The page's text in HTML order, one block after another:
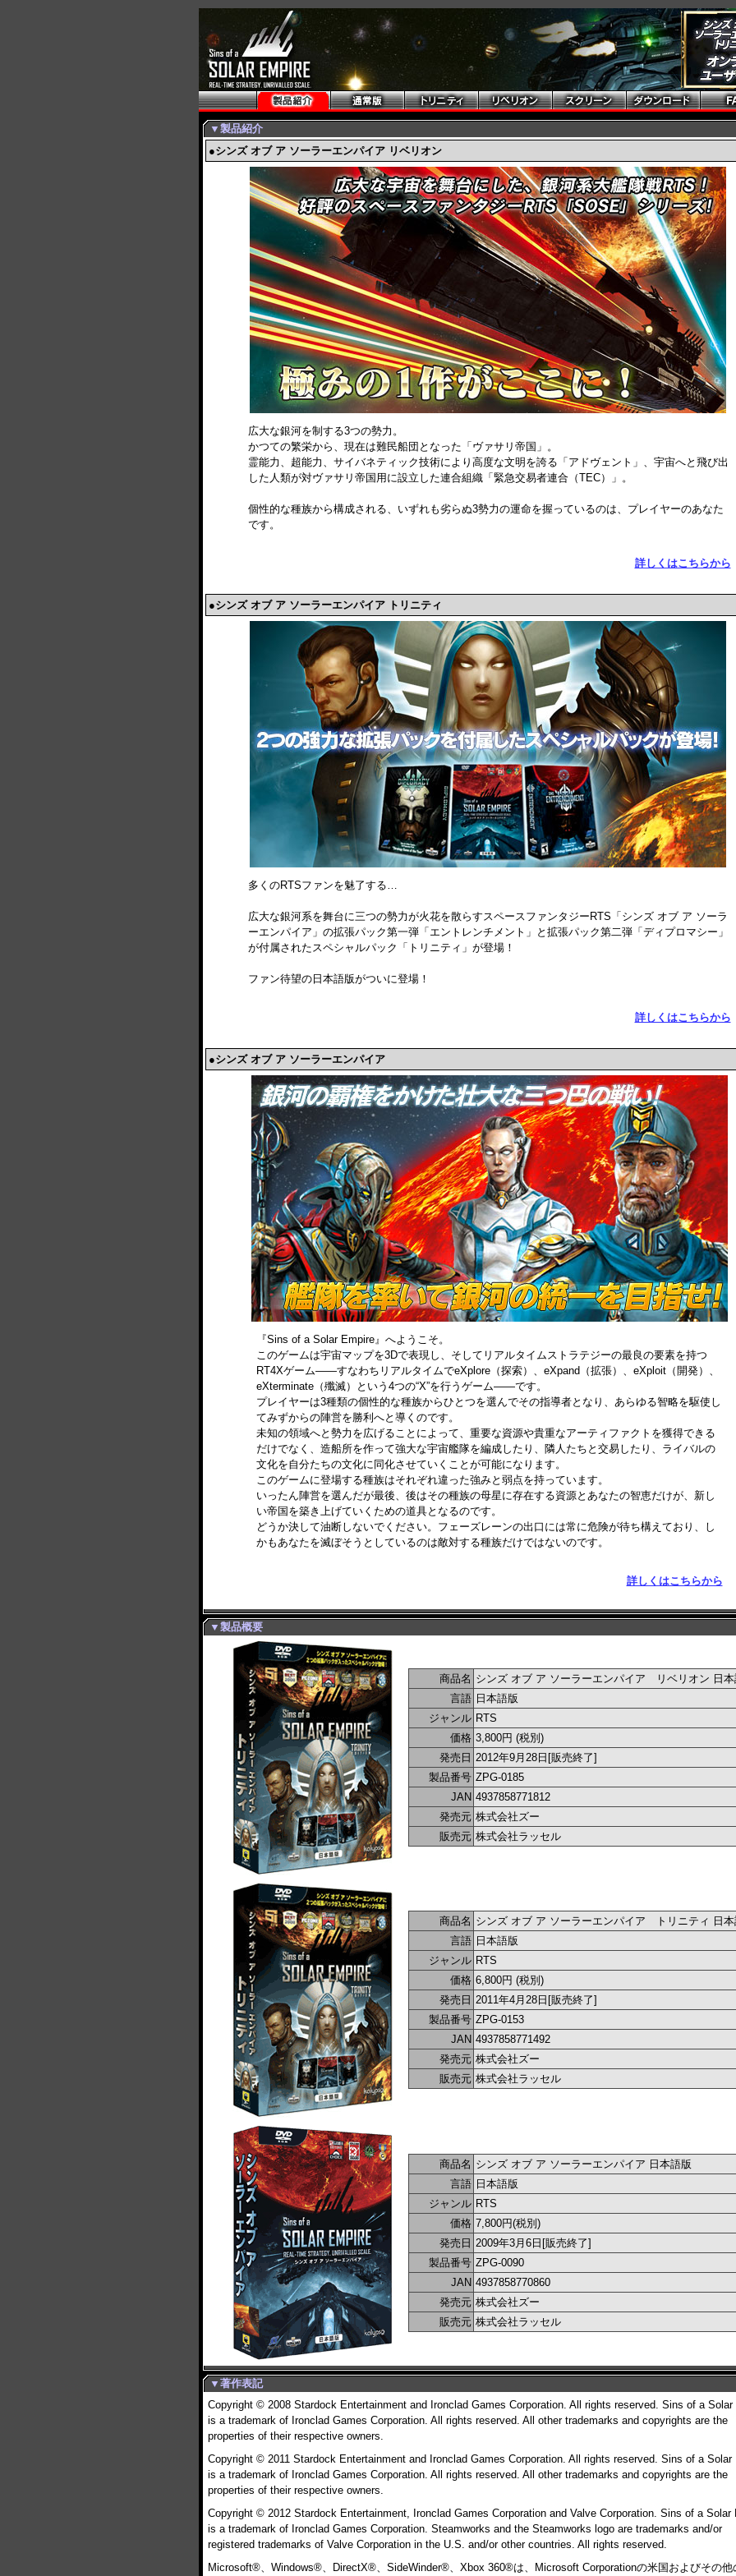
▼製品紹介
●シンズ オブ ア ソーラーエンパイア リベリオン
広大な銀河を制する3つの勢力。
かつての繁栄から、現在は難民船団となった「ヴァサリ帝国」。
霊能力、超能力、サイバネティック技術により高度な文明を誇る「アドヴェント」、宇宙へと飛び出
した人類が対ヴァサリ帝国用に設立した連合組織「緊急交易者連合（TEC）」。
個性的な種族から構成される、いずれも劣らぬ3勢力の運命を握っているのは、プレイヤーのあなた
です。
詳しくはこちらから
●シンズ オブ ア ソーラーエンパイア トリニティ
多くのRTSファンを魅了する…
広大な銀河系を舞台に三つの勢力が火花を散らすスペースファンタジーRTS「シンズ オブ ア ソーラ
ーエンパイア」の拡張パック第一弾「エントレンチメント」と拡張パック第二弾「ディプロマシー」
が付属されたスペシャルパック「トリニティ」が登場！
ファン待望の日本語版がついに登場！
詳しくはこちらから
●シンズ オブ ア ソーラーエンパイア
『Sins of a Solar Empire』へようこそ。
このゲームは宇宙マップを3Dで表現し、そしてリアルタイムストラテジーの最良の要素を持つ
RT4Xゲーム――すなわちリアルタイムでeXplore（探索）、eXpand（拡張）、eXploit（開発）、
eXterminate（殲滅）という4つの“X”を行うゲーム――です。
プレイヤーは3種類の個性的な種族からひとつを選んでその指導者となり、あらゆる智略を駆使し
てみずからの陣営を勝利へと導くのです。
未知の領域へと勢力を広げることによって、重要な資源や貴重なアーティファクトを獲得できる
だけでなく、造船所を作って強大な宇宙艦隊を編成したり、隣人たちと交易したり、ライバルの
文化を自分たちの文化に同化させていくことが可能になります。
このゲームに登場する種族はそれぞれ違った強みと弱点を持っています。
いったん陣営を選んだが最後、後はその種族の母星に存在する資源とあなたの智恵だけが、新し
い帝国を築き上げていくための道具となるのです。
どうか決して油断しないでください。フェーズレーンの出口には常に危険が待ち構えており、し
かもあなたを滅ぼそうとしているのは敵対する種族だけではないのです。
詳しくはこちらから
▼製品概要
商品名 シンズ オブ ア ソーラーエンパイア リベリオン 日本
言語 日本語版
ジャンル RTS
価格 3,800円 (税別)
発売日 2012年9月28日[販売終了]
製品番号 ZPG-0185
JAN 4937858771812
発売元 株式会社ズー
販売元 株式会社ラッセル
商品名 シンズ オブ ア ソーラーエンパイア トリニティ 日本
言語 日本語版
ジャンル RTS
価格 6,800円 (税別)
発売日 2011年4月28日[販売終了]
製品番号 ZPG-0153
JAN 4937858771492
発売元 株式会社ズー
販売元 株式会社ラッセル
商品名 シンズ オブ ア ソーラーエンパイア 日本語版
言語 日本語版
ジャンル RTS
価格 7,800円(税別)
発売日 2009年3月6日[販売終了]
製品番号 ZPG-0090
JAN 4937858770860
発売元 株式会社ズー
販売元 株式会社ラッセル
▼著作表記
Copyright © 2008 Stardock Entertainment and Ironclad Games Corporation. All rights reserved. Sins of a Solar
is a trademark of Ironclad Games Corporation. All rights reserved. All other trademarks and copyrights are the
properties of their respective owners.
Copyright © 2011 Stardock Entertainment and Ironclad Games Corporation. All rights reserved. Sins of a Solar
is a trademark of Ironclad Games Corporation. All rights reserved. All other trademarks and copyrights are the
properties of their respective owners.
Copyright © 2012 Stardock Entertainment, Ironclad Games Corporation and Valve Corporation. Sins of a Solar
is a trademark of Ironclad Games Corporation. Steamworks and the Steamworks logo are trademarks and/or
registered trademarks of Valve Corporation in the U.S. and/or other countries. All rights reserved.
Microsoft®、Windows®、DirectX®、SideWinder®、Xbox 360®は、Microsoft Corporationの米国およびその他